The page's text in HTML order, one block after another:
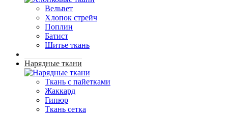
Вельвет
Хлопок стрейч
Поплин
Батист
Шитье ткань
Нарядные ткани
Ткань с пайетками
Жаккард
Гипюр
Ткань сетка